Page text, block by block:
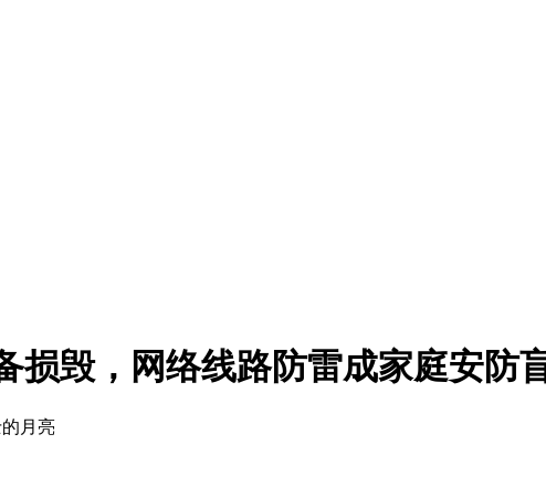
损毁，网络线路防雷成家庭安防
月亮